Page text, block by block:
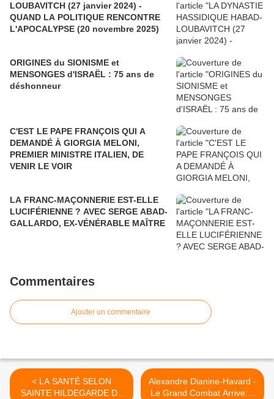
LOUBAVITCH (27 janvier 2024) -
QUAND LA POLITIQUE RENCONTRE
L'APOCALYPSE (20 novembre 2025)
ORIGINES du SIONISME et
MENSONGES d'ISRAËL : 75 ans de
déshonneur
C'EST LE PAPE FRANÇOIS QUI A
DEMANDÉ À GIORGIA MELONI,
PREMIER MINISTRE ITALIEN, DE
VENIR LE VOIR
LA FRANC-MAÇONNERIE EST-ELLE
LUCIFÉRIENNE ? AVEC SERGE ABAD-
GALLARDO, EX-VÉNÉRABLE MAÎTRE
Commentaires
Ajouter un commentaire
< LA SANTÉ SELON
SAINTE HILDEGARDE DE
Alexandre Dianine-Havard -
Le Grand Combat Arrive: 2